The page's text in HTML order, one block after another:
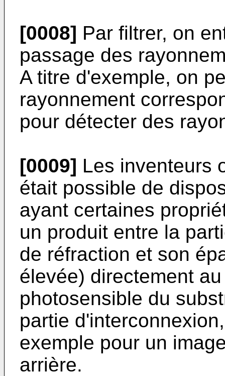
[0008] Par filtrer, on
passage des
A titre d'exemple, on
rayonnement
pour détecter des
[0009] Les inventeurs
était possible de
ayant certaines
un produit entre la
de réfraction et son
élevée) directement
photosensible du
partie
exemple pour un
arrière.